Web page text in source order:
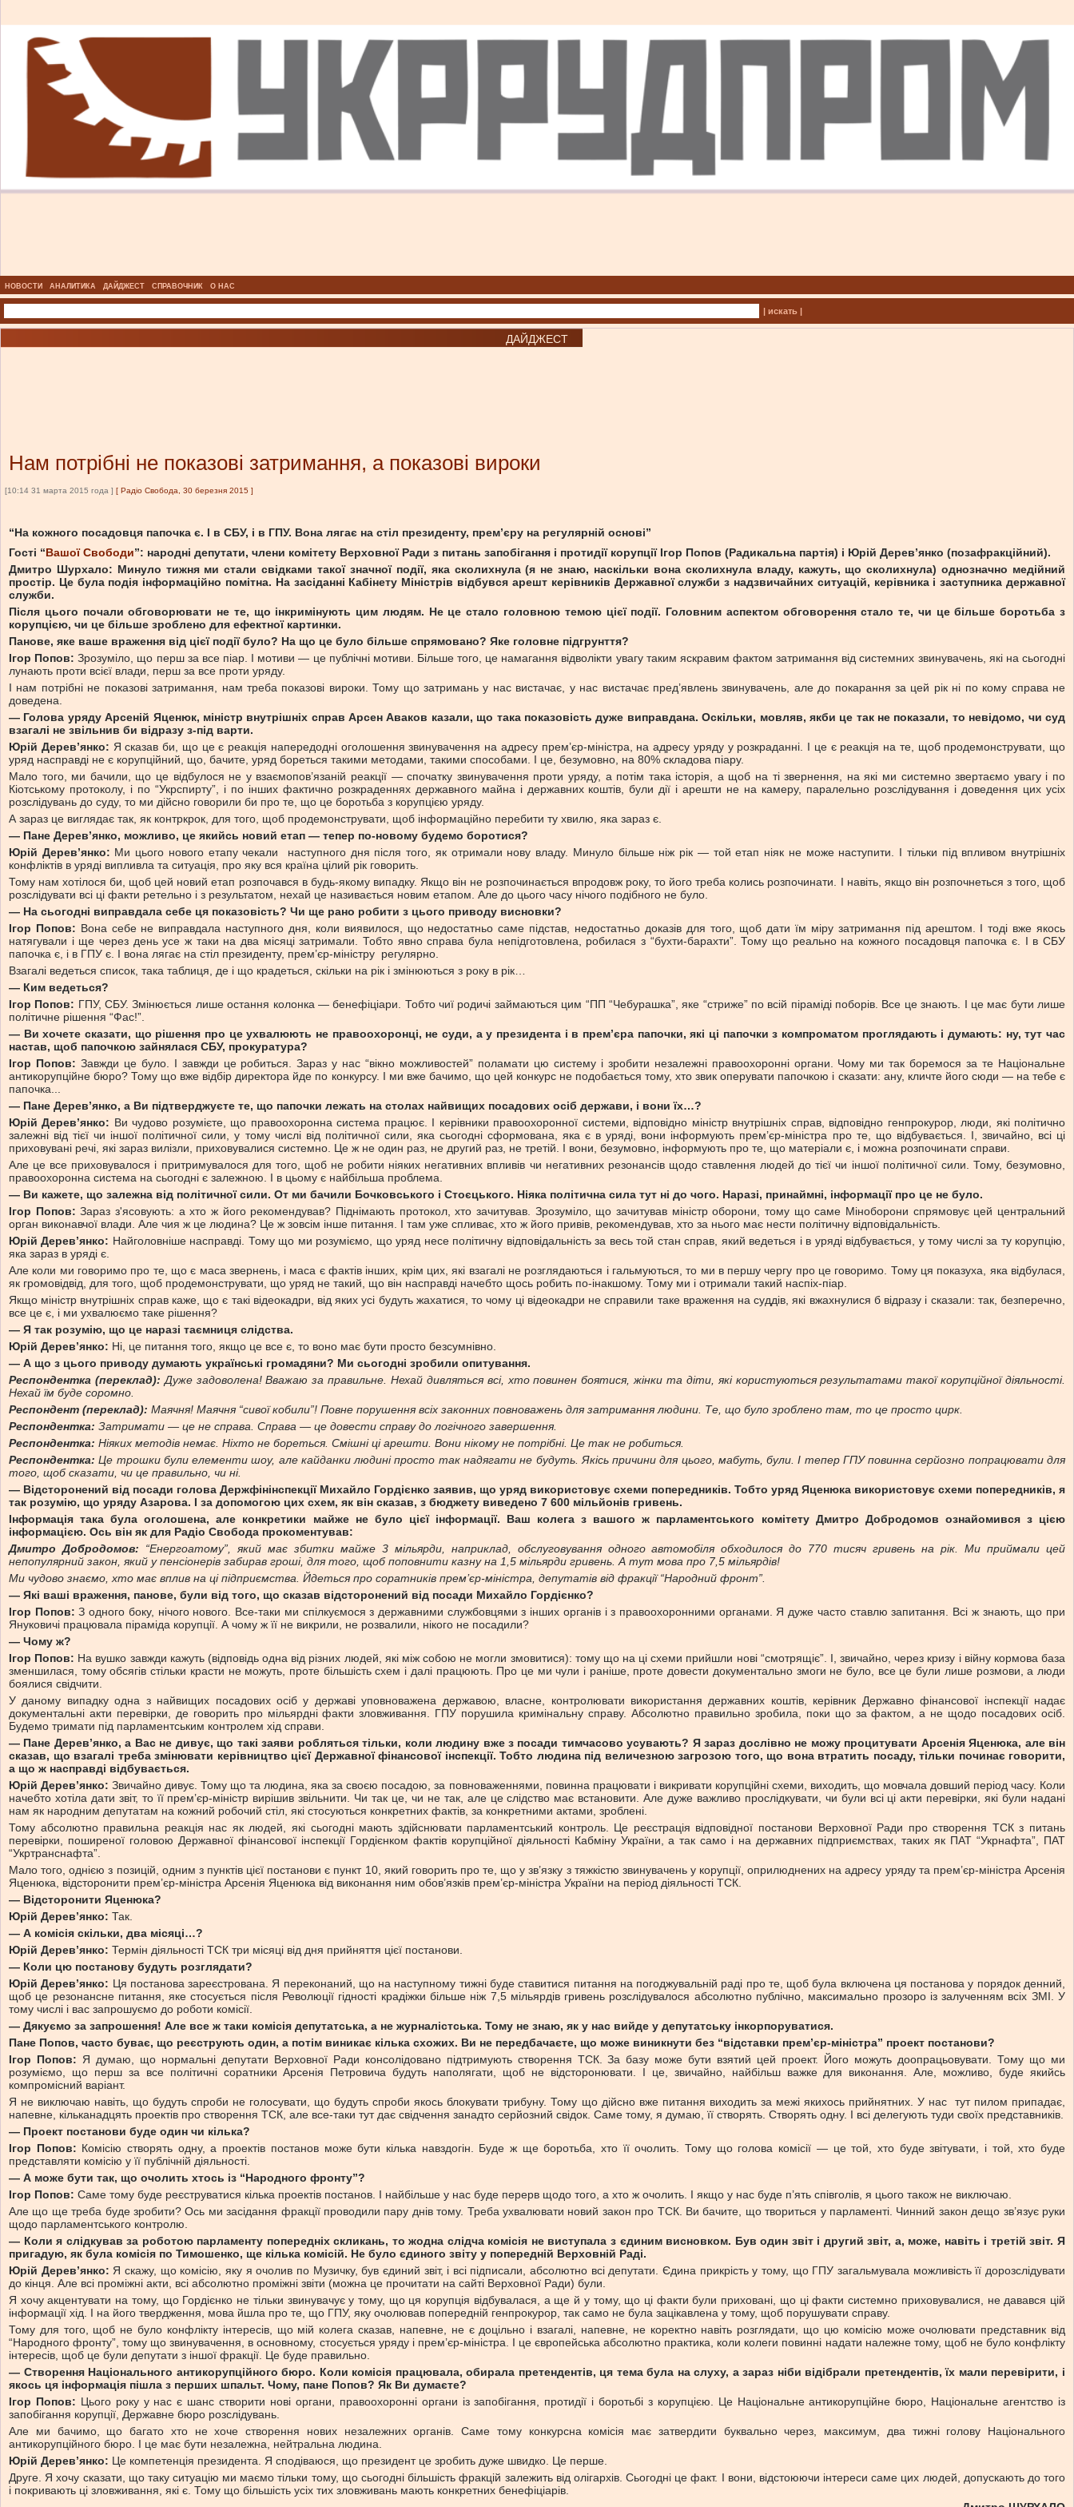
НОВОСТИ АНАЛИТИКА ДАЙДЖЕСТ СПРАВОЧНИК О НАС
| искать |
ДАЙДЖЕСТ
Нам потрібні не показові затримання, а показові вироки
[10:14 31 марта 2015 года ] [ Радіо Свобода, 30 березня 2015 ]
“На кожного посадовця папочка є. І в СБУ, і в ГПУ. Вона лягає на стіл президенту, прем’єру на регулярній основі”
Гості “Вашої Свободи”: народні депутати, члени комітету Верховної Ради з питань запобігання і протидії корупції Ігор Попов (Радикальна партія) і Юрій Дерев’янко (позафракційний).
Дмитро Шурхало: Минуло тижня ми стали свідками такої значної події, яка сколихнула (я не знаю, наскільки вона сколихнула владу, кажуть, що сколихнула) однозначно медійний
простір. Це була подія інформаційно помітна. На засіданні Кабінету Міністрів відбувся арешт керівників Державної служби з надзвичайних ситуацій, керівника і заступника державної
служби.
Після цього почали обговорювати не те, що інкримінують цим людям. Не це стало головною темою цієї події. Головним аспектом обговорення стало те, чи це більше боротьба з
корупцією, чи це більше зроблено для ефектної картинки.
Панове, яке ваше враження від цієї події було? На що це було більше спрямовано? Яке головне підгрунття?
Ігор Попов: Зрозуміло, що перш за все піар. І мотиви — це публічні мотиви. Більше того, це намагання відволікти увагу таким яскравим фактом затримання від системних звинувачень, які на сьогодні
лунають проти всієї влади, перш за все проти уряду.
І нам потрібні не показові затримання, нам треба показові вироки. Тому що затримань у нас вистачає, у нас вистачає пред’явлень звинувачень, але до покарання за цей рік ні по кому справа не
доведена.
— Голова уряду Арсеній Яценюк, міністр внутрішніх справ Арсен Аваков казали, що така показовість дуже виправдана. Оскільки, мовляв, якби це так не показали, то невідомо, чи суд
взагалі не звільнив би відразу з-під варти.
Юрій Дерев’янко: Я сказав би, що це є реакція напередодні оголошення звинувачення на адресу прем’єр-міністра, на адресу уряду у розкраданні. І це є реакція на те, щоб продемонструвати, що
уряд насправді не є корупційний, що, бачите, уряд бореться такими методами, такими способами. І це, безумовно, на 80% складова піару.
Мало того, ми бачили, що це відбулося не у взаємопов’язаній реакції — спочатку звинувачення проти уряду, а потім така історія, а щоб на ті звернення, на які ми системно звертаємо увагу і по
Кіотському протоколу, і по “Укрспирту”, і по інших фактично розкраденнях державного майна і державних коштів, були дії і арешти не на камеру, паралельно розслідування і доведення цих усіх
розслідувань до суду, то ми дійсно говорили би про те, що це боротьба з корупцією уряду.
А зараз це виглядає так, як контркрок, для того, щоб продемонструвати, щоб інформаційно перебити ту хвилю, яка зараз є.
— Пане Дерев’янко, можливо, це якийсь новий етап — тепер по-новому будемо боротися?
Юрій Дерев’янко: Ми цього нового етапу чекали наступного дня після того, як отримали нову владу. Минуло більше ніж рік — той етап ніяк не може наступити. І тільки під впливом внутрішніх
конфліктів в уряді випливла та ситуація, про яку вся країна цілий рік говорить.
Тому нам хотілося би, щоб цей новий етап розпочався в будь-якому випадку. Якщо він не розпочинається впродовж року, то його треба колись розпочинати. І навіть, якщо він розпочнеться з того, щоб
розслідувати всі ці факти ретельно і з результатом, нехай це називається новим етапом. Але до цього часу нічого подібного не було.
— На сьогодні виправдала себе ця показовість? Чи ще рано робити з цього приводу висновки?
Ігор Попов: Вона себе не виправдала наступного дня, коли виявилося, що недостатньо саме підстав, недостатньо доказів для того, щоб дати їм міру затримання під арештом. І тоді вже якось
натягували і ще через день усе ж таки на два місяці затримали. Тобто явно справа була непідготовлена, робилася з “бухти-барахти”. Тому що реально на кожного посадовця папочка є. І в СБУ
папочка є, і в ГПУ є. І вона лягає на стіл президенту, прем’єр-міністру регулярно.
Взагалі ведеться список, така таблиця, де і що крадеться, скільки на рік і змінюються з року в рік…
— Ким ведеться?
Ігор Попов: ГПУ, СБУ. Змінюється лише остання колонка — бенефіціари. Тобто чиї родичі займаються цим “ПП “Чебурашка”, яке “стриже” по всій піраміді поборів. Все це знають. І це має бути лише
політичне рішення “Фас!”.
— Ви хочете сказати, що рішення про це ухвалюють не правоохоронці, не суди, а у президента і в прем’єра папочки, які ці папочки з компроматом проглядають і думають: ну, тут час
настав, щоб папочкою зайнялася СБУ, прокуратура?
Ігор Попов: Завжди це було. І завжди це робиться. Зараз у нас “вікно можливостей” поламати цю систему і зробити незалежні правоохоронні органи. Чому ми так боремося за те Національне
антикорупційне бюро? Тому що вже відбір директора йде по конкурсу. І ми вже бачимо, що цей конкурс не подобається тому, хто звик оперувати папочкою і сказати: ану, кличте його сюди — на тебе є
папочка...
— Пане Дерев’янко, а Ви підтверджуєте те, що папочки лежать на столах найвищих посадових осіб держави, і вони їх…?
Юрій Дерев’янко: Ви чудово розумієте, що правоохоронна система працює. І керівники правоохоронної системи, відповідно міністр внутрішніх справ, відповідно генпрокурор, люди, які політично
залежні від тієї чи іншої політичної сили, у тому числі від політичної сили, яка сьогодні сформована, яка є в уряді, вони інформують прем’єр-міністра про те, що відбувається. І, звичайно, всі ці
приховувані речі, які зараз вилізли, приховувалися системно. Це ж не один раз, не другий раз, не третій. І вони, безумовно, інформують про те, що матеріали є, і можна розпочинати справи.
Але це все приховувалося і притримувалося для того, щоб не робити ніяких негативних впливів чи негативних резонансів щодо ставлення людей до тієї чи іншої політичної сили. Тому, безумовно,
правоохоронна система на сьогодні є залежною. І в цьому є найбільша проблема.
— Ви кажете, що залежна від політичної сили. От ми бачили Бочковського і Стоєцького. Ніяка політична сила тут ні до чого. Наразі, принаймні, інформації про це не було.
Ігор Попов: Зараз з'ясовують: а хто ж його рекомендував? Піднімають протокол, хто зачитував. Зрозуміло, що зачитував міністр оборони, тому що саме Міноборони спрямовує цей центральний
орган виконавчої влади. Але чия ж це людина? Це ж зовсім інше питання. І там уже спливає, хто ж його привів, рекомендував, хто за нього має нести політичну відповідальність.
Юрій Дерев’янко: Найголовніше насправді. Тому що ми розуміємо, що уряд несе політичну відповідальність за весь той стан справ, який ведеться і в уряді відбувається, у тому числі за ту корупцію,
яка зараз в уряді є.
Але коли ми говоримо про те, що є маса звернень, і маса є фактів інших, крім цих, які взагалі не розглядаються і гальмуються, то ми в першу чергу про це говоримо. Тому ця показуха, яка відбулася,
як громовідвід, для того, щоб продемонструвати, що уряд не такий, що він насправді начебто щось робить по-інакшому. Тому ми і отримали такий наспіх-піар.
Якщо міністр внутрішніх справ каже, що є такі відеокадри, від яких усі будуть жахатися, то чому ці відеокадри не справили таке враження на суддів, які вжахнулися б відразу і сказали: так, безперечно,
все це є, і ми ухвалюємо таке рішення?
— Я так розумію, що це наразі таємниця слідства.
Юрій Дерев’янко: Ні, це питання того, якщо це все є, то воно має бути просто безсумнівно.
— А що з цього приводу думають українські громадяни? Ми сьогодні зробили опитування.
Респондентка (переклад): Дуже задоволена! Вважаю за правильне. Нехай дивляться всі, хто повинен боятися, жінки та діти, які користуються результатами такої корупційної діяльності.
Нехай їм буде соромно.
Респондент (переклад): Маячня! Маячня “сивої кобили”! Повне порушення всіх законних повноважень для затримання людини. Те, що було зроблено там, то це просто цирк.
Респондентка: Затримати — це не справа. Справа — це довести справу до логічного завершення.
Респондентка: Ніяких методів немає. Ніхто не бореться. Смішні ці арешти. Вони нікому не потрібні. Це так не робиться.
Респондентка: Це трошки були елементи шоу, але кайданки людині просто так надягати не будуть. Якісь причини для цього, мабуть, були. І тепер ГПУ повинна серйозно попрацювати для
того, щоб сказати, чи це правильно, чи ні.
— Відсторонений від посади голова Держфінінспекції Михайло Гордієнко заявив, що уряд використовує схеми попередників. Тобто уряд Яценюка використовує схеми попередників, я
так розумію, що уряду Азарова. І за допомогою цих схем, як він сказав, з бюджету виведено 7 600 мільйонів гривень.
Інформація така була оголошена, але конкретики майже не було цієї інформації. Ваш колега з вашого ж парламентського комітету Дмитро Добродомов ознайомився з цією
інформацією. Ось він як для Радіо Свобода прокоментував:
Дмитро Добродомов: “Енергоатому”,
який має збитки майже 3 мільярди, наприклад, обслуговування одного автомобіля обходилося до 770 тисяч гривень на рік. Ми приймали цей
непопулярний закон, який у пенсіонерів забирав гроші, для того, щоб поповнити казну на 1,5 мільярди гривень. А тут мова про 7,5 мільярдів!
Ми чудово знаємо, хто має вплив на ці підприємства. Йдеться про соратників прем’єр-міністра, депутатів від фракції “Народний фронт”.
— Які ваші враження, панове, були від того, що сказав відсторонений від посади Михайло Гордієнко?
Ігор Попов: З одного боку, нічого нового. Все-таки ми спілкуємося з державними службовцями з інших органів і з правоохоронними органами. Я дуже часто ставлю запитання. Всі ж знають, що при
Януковичі працювала піраміда корупції. А чому ж її не викрили, не розвалили, нікого не посадили?
— Чому ж?
Ігор Попов: На вушко завжди кажуть (відповідь одна від різних людей, які між собою не могли змовитися): тому що на ці схеми прийшли нові “смотрящіє”. І, звичайно, через кризу і війну кормова база
зменшилася, тому обсягів стільки красти не можуть, проте більшість схем і далі працюють. Про це ми чули і раніше, проте довести документально змоги не було, все це були лише розмови, а люди
боялися свідчити.
У даному випадку одна з найвищих посадових осіб у державі уповноважена державою, власне, контролювати використання державних коштів, керівник Державно фінансової інспекції надає
документальні акти перевірки, де говорить про мільярдні факти зловживання. ГПУ порушила кримінальну справу. Абсолютно правильно зробила, поки що за фактом, а не щодо посадових осіб.
Будемо тримати під парламентським контролем хід справи.
— Пане Дерев’янко, а Вас не дивує, що такі заяви робляться тільки, коли людину вже з посади тимчасово усувають? Я зараз дослівно не можу процитувати Арсенія Яценюка, але він
сказав, що взагалі треба змінювати керівництво цієї Державної фінансової інспекції. Тобто людина під величезною загрозою того, що вона втратить посаду, тільки починає говорити,
а що ж насправді відбувається.
Юрій Дерев’янко: Звичайно дивує. Тому що та людина, яка за своєю посадою, за повноваженнями, повинна працювати і викривати корупційні схеми, виходить, що мовчала довший період часу. Коли
начебто хотіла дати звіт, то її прем’єр-міністр вирішив звільнити. Чи так це, чи не так, але це слідство має встановити. Але дуже важливо прослідкувати, чи були всі ці акти перевірки, які були надані
нам як народним депутатам на кожний робочий стіл, які стосуються конкретних фактів, за конкретними актами, зроблені.
Тому абсолютно правильна реакція нас як людей, які сьогодні мають здійснювати парламентський контроль. Це реєстрація відповідної постанови Верховної Ради про створення ТСК з питань
перевірки, поширеної головою Державної фінансової інспекції Гордієнком фактів корупційної діяльності Кабміну України, а так само і на державних підприємствах, таких як ПАТ “Укрнафта”, ПАТ
“Укртранснафта”.
Мало того, однією з позицій, одним з пунктів цієї постанови є пункт 10, який говорить про те, що у зв’язку з тяжкістю звинувачень у корупції, оприлюднених на адресу уряду та прем’єр-міністра Арсенія
Яценюка, відсторонити прем’єр-міністра Арсенія Яценюка від виконання ним обов’язків прем’єр-міністра України на період діяльності ТСК.
— Відсторонити Яценюка?
Юрій Дерев’янко: Так.
— А комісія скільки, два місяці…?
Юрій Дерев’янко: Термін діяльності ТСК три місяці від дня прийняття цієї постанови.
— Коли цю постанову будуть розглядати?
Юрій Дерев’янко: Ця постанова зареєстрована. Я переконаний, що на наступному тижні буде ставитися питання на погоджувальній раді про те, щоб була включена ця постанова у порядок денний,
щоб це резонансне питання, яке стосується після Революції гідності крадіжки більше ніж 7,5 мільярдів гривень розслідувалося абсолютно публічно, максимально прозоро із залученням всіх ЗМІ. У
тому числі і вас запрошуємо до роботи комісії.
— Дякуємо за запрошення! Але все ж таки комісія депутатська, а не журналістська. Тому не знаю, як у нас вийде у депутатську інкорпоруватися.
Пане Попов, часто буває, що реєструють один, а потім виникає кілька схожих. Ви не передбачаєте, що може виникнути без “відставки прем’єр-міністра” проект постанови?
Ігор Попов: Я думаю, що нормальні депутати Верховної Ради консолідовано підтримують створення ТСК. За базу може бути взятий цей проект. Його можуть доопрацьовувати. Тому що ми
розуміємо, що перш за все політичні соратники Арсенія Петровича будуть наполягати, щоб не відсторонювати. І це, звичайно, найбільш важке для виконання. Але, можливо, буде якийсь
компромісний варіант.
Я не виключаю навіть, що будуть спроби не голосувати, що будуть спроби якось блокувати трибуну. Тому що дійсно вже питання виходить за межі якихось прийнятних. У нас тут пилом припадає,
напевне, кільканадцять проектів про створення ТСК, але все-таки тут дає свідчення занадто серйозний свідок. Саме тому, я думаю, її створять. Створять одну. І всі делегують туди своїх представників.
— Проект постанови буде один чи кілька?
Ігор Попов: Комісію створять одну, а проектів постанов може бути кілька навздогін. Буде ж ще боротьба, хто її очолить. Тому що голова комісії — це той, хто буде звітувати, і той, хто буде
представляти комісію у її публічній діяльності.
— А може бути так, що очолить хтось із “Народного фронту”?
Ігор Попов: Саме тому буде реєструватися кілька проектів постанов. І найбільше у нас буде перерв щодо того, а хто ж очолить. І якщо у нас буде п’ять співголів, я цього також не виключаю.
Але що ще треба буде зробити? Ось ми засідання фракції проводили пару днів тому. Треба ухвалювати новий закон про ТСК. Ви бачите, що твориться у парламенті. Чинний закон дещо зв’язує руки
щодо парламентського контролю.
— Коли я слідкував за роботою парламенту попередніх скликань, то жодна слідча комісія не виступала з єдиним висновком. Був один звіт і другий звіт, а, може, навіть і третій звіт. Я
пригадую, як була комісія по Тимошенко, ще кілька комісій. Не було єдиного звіту у попередній Верховній Раді.
Юрій Дерев’янко: Я скажу, що комісію, яку я очолив по Музичку, був єдиний звіт, і всі підписали, абсолютно всі депутати. Єдина прикрість у тому, що ГПУ загальмувала можливість її дорозслідувати
до кінця. Але всі проміжні акти, всі абсолютно проміжні звіти (можна це прочитати на сайті Верховної Ради) були.
Я хочу акцентувати на тому, що Гордієнко не тільки звинувачує у тому, що ця корупція відбувалася, а ще й у тому, що ці факти були приховані, що ці факти системно приховувалися, не давався цій
інформації хід. І на його твердження, мова йшла про те, що ГПУ, яку очолював попередній генпрокурор, так само не була зацікавлена у тому, щоб порушувати справу.
Тому для того, щоб не було конфлікту інтересів, що мій колега сказав, напевне, не є доцільно і взагалі, напевне, не коректно навіть розглядати, що цю комісію може очолювати представник від
“Народного фронту”, тому що звинувачення, в основному, стосується уряду і прем’єр-міністра. І це європейська абсолютно практика, коли колеги повинні надати належне тому, щоб не було конфлікту
інтересів, щоб це були депутати з іншої фракції. Це буде правильно.
— Створення Національного антикорупційного бюро. Коли комісія працювала, обирала претендентів, ця тема була на слуху, а зараз ніби відібрали претендентів, їх мали перевірити, і
якось ця інформація пішла з перших шпальт. Чому, пане Попов? Як Ви думаєте?
Ігор Попов: Цього року у нас є шанс створити нові органи, правоохоронні органи із запобігання, протидії і боротьбі з корупцією. Це Національне антикорупційне бюро, Національне агентство із
запобігання корупції, Державне бюро розслідувань.
Але ми бачимо, що багато хто не хоче створення нових незалежних органів. Саме тому конкурсна комісія має затвердити буквально через, максимум, два тижні голову Національного
антикорупційного бюро. І це має бути незалежна, нейтральна людина.
Юрій Дерев’янко: Це компетенція президента. Я сподіваюся, що президент це зробить дуже швидко. Це перше.
Друге. Я хочу сказати, що таку ситуацію ми маємо тільки тому, що сьогодні більшість фракцій залежить від олігархів. Сьогодні це факт. І вони, відстоюючи інтереси саме цих людей, допускають до того
і покривають ці зловживання, які є. Тому що більшість усіх тих зловживань мають конкретних бенефіціарів.